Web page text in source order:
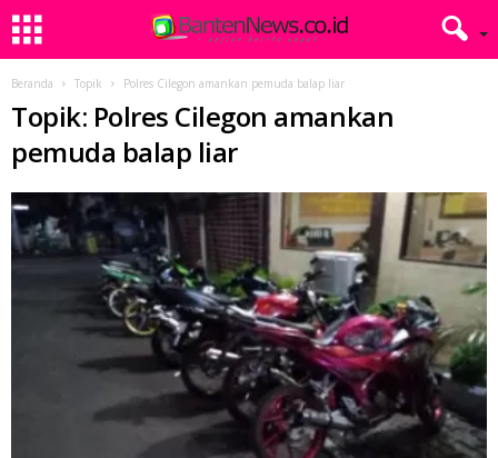
Beranda Topik Polres Cilegon amankan pemuda balap liar
Topik: Polres Cilegon amankan
pemuda balap liar